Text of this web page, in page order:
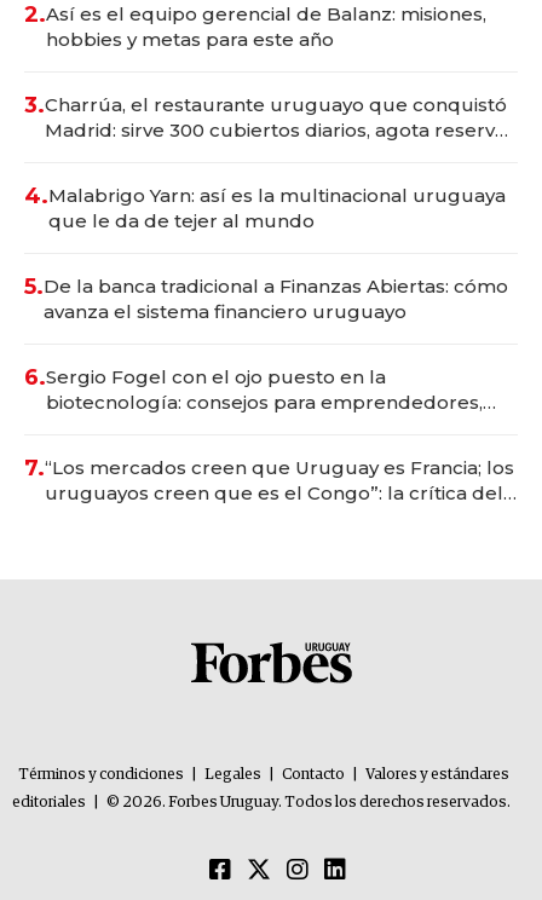
2.Así es el equipo gerencial de Balanz: misiones,
hobbies y metas para este año
3.Charrúa, el restaurante uruguayo que conquistó
Madrid: sirve 300 cubiertos diarios, agota reservas
4.Malabrigo Yarn: así es la multinacional uruguaya
que le da de tejer al mundo
5.De la banca tradicional a Finanzas Abiertas: cómo
avanza el sistema financiero uruguayo
6.Sergio Fogel con el ojo puesto en la
biotecnología: consejos para emprendedores,
7.“Los mercados creen que Uruguay es Francia; los
uruguayos creen que es el Congo”: la crítica del
Términos y condiciones Legales Contacto
Valores y estándares
editoriales
© 2026. Forbes Uruguay. Todos los derechos reservados.